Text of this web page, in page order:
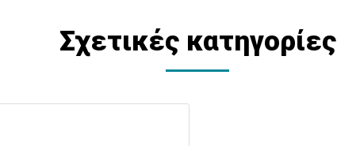
Σχετικές κατηγορίες